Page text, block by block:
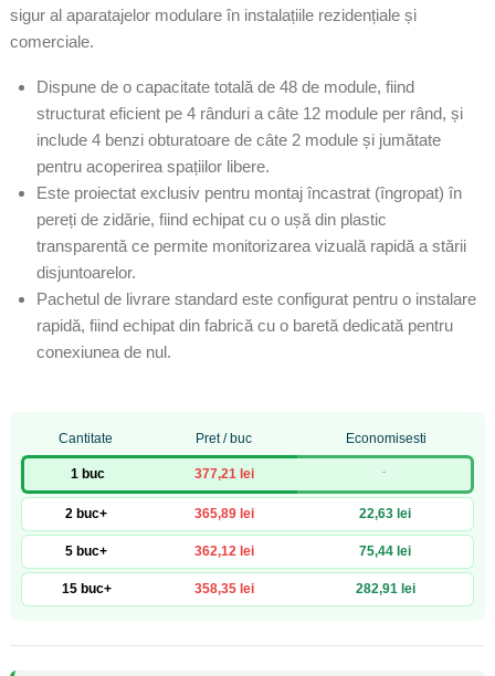
sigur al aparatajelor modulare în instalațiile rezidențiale și
comerciale.
Dispune de o capacitate totală de 48 de module, fiind
structurat eficient pe 4 rânduri a câte 12 module per rând, și
include 4 benzi obturatoare de câte 2 module și jumătate
pentru acoperirea spațiilor libere.
Este proiectat exclusiv pentru montaj încastrat (îngropat) în
pereți de zidărie, fiind echipat cu o ușă din plastic
transparentă ce permite monitorizarea vizuală rapidă a stării
disjuntoarelor.
Pachetul de livrare standard este configurat pentru o instalare
rapidă, fiind echipat din fabrică cu o baretă dedicată pentru
conexiunea de nul.
Cantitate Pret / buc Economisesti
1 buc 377,21 lei -
2 buc+ 365,89 lei 22,63 lei
5 buc+ 362,12 lei 75,44 lei
15 buc+ 358,35 lei 282,91 lei